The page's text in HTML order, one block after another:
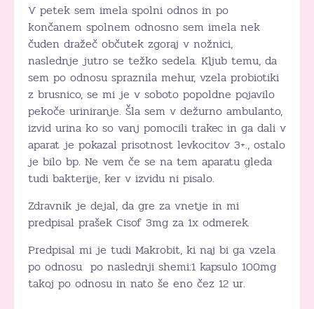
V petek sem imela spolni odnos in po
končanem spolnem odnosno sem imela nek
čuden dražeč občutek zgoraj v nožnici,
naslednje jutro se težko sedela. Kljub temu, da
sem po odnosu spraznila mehur, vzela probiotiki
z brusnico, se mi je v soboto popoldne pojavilo
pekoče uriniranje. Šla sem v dežurno ambulanto,
izvid urina ko so vanj pomocili trakec in ga dali v
aparat je pokazal prisotnost levkocitov 3+., ostalo
je bilo bp. Ne vem če se na tem aparatu gleda
tudi bakterije, ker v izvidu ni pisalo.
Zdravnik je dejal, da gre za vnetje in mi
predpisal prašek Cisof 3mg za 1x odmerek.
Predpisal mi je tudi Makrobit, ki naj bi ga vzela
po odnosu po naslednji shemi:1 kapsulo 100mg
takoj po odnosu in nato še eno čez 12 ur.